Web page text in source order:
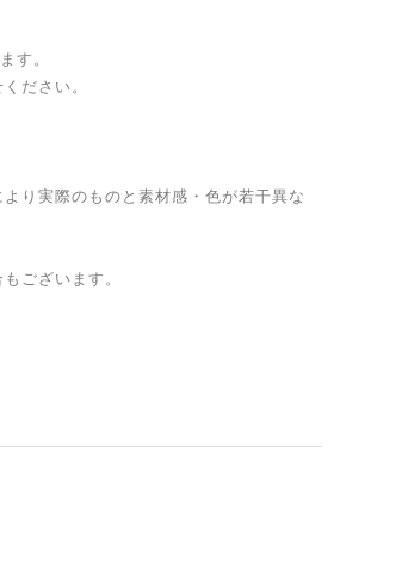
す。
ださい。
り実際のものと素材感・色が若干異な
ございます。